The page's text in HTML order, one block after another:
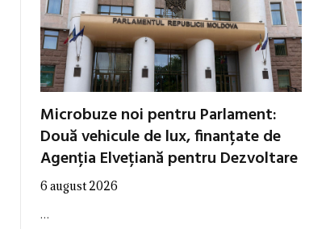
Microbuze noi pentru Parlament:
Două vehicule de lux, finanțate de
Agenția Elvețiană pentru Dezvoltare
6 august 2026
…